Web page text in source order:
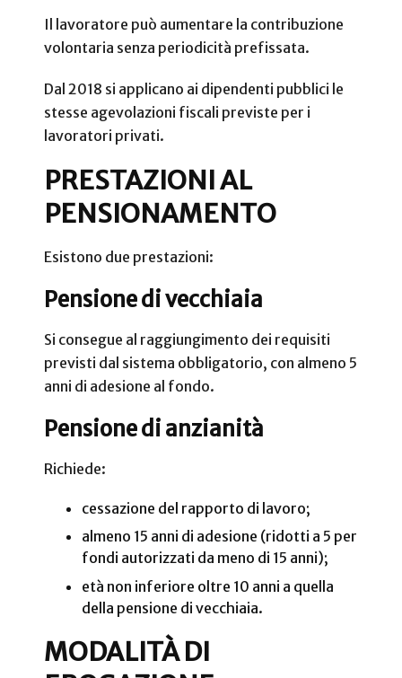
Il lavoratore può aumentare la contribuzione
volontaria senza periodicità prefissata.
Dal 2018 si applicano ai dipendenti pubblici le
stesse agevolazioni fiscali previste per i
lavoratori privati.
PRESTAZIONI AL
PENSIONAMENTO
Esistono due prestazioni:
Pensione di vecchiaia
Si consegue al raggiungimento dei requisiti
previsti dal sistema obbligatorio, con almeno 5
anni di adesione al fondo.
Pensione di anzianità
Richiede:
cessazione del rapporto di lavoro;
almeno 15 anni di adesione (ridotti a 5 per
fondi autorizzati da meno di 15 anni);
età non inferiore oltre 10 anni a quella
della pensione di vecchiaia.
MODALITÀ DI